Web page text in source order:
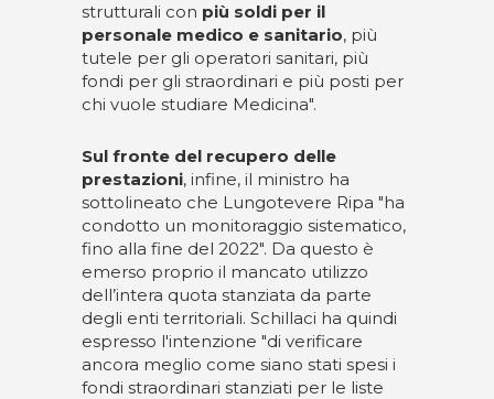
strutturali con più soldi per il
personale medico e sanitario, più
tutele per gli operatori sanitari, più
fondi per gli straordinari e più posti per
chi vuole studiare Medicina".
Sul fronte del recupero delle
prestazioni, infine, il ministro ha
sottolineato che Lungotevere Ripa "ha
condotto un monitoraggio sistematico,
fino alla fine del 2022". Da questo è
emerso proprio il mancato utilizzo
dell’intera quota stanziata da parte
degli enti territoriali. Schillaci ha quindi
espresso l'intenzione "di verificare
ancora meglio come siano stati spesi i
fondi straordinari stanziati per le liste